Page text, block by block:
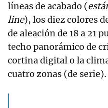
líneas de acabado (
line), los diez colores
de aleación de 18 a 21
techo panorámico de
cortina digital o la
cuatro zonas (de serie).